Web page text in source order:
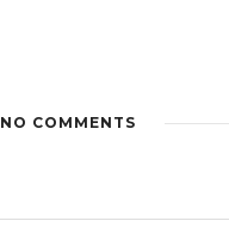
NO COMMENTS